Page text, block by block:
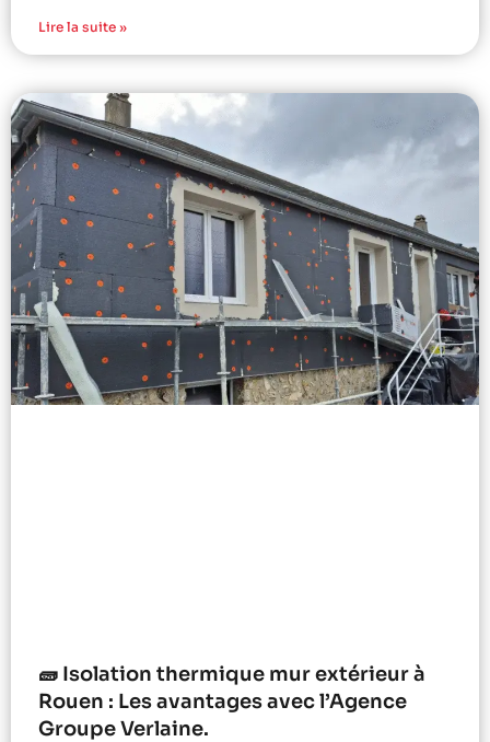
Lire la suite »
🧱 Isolation thermique mur extérieur à
Rouen : Les avantages avec l’Agence
Groupe Verlaine.